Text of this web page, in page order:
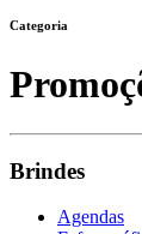
Categoria
Brindes
Agendas